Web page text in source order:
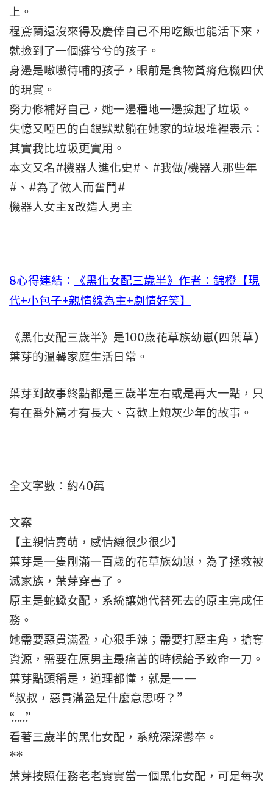
上。
程鳶蘭還沒來得及慶倖自己不用吃飯也能活下來，
就撿到了一個髒兮兮的孩子。
身邊是嗷嗷待哺的孩子，眼前是食物貧瘠危機四伏
的現實。
努力修補好自己，她一邊種地一邊撿起了垃圾。
失憶又啞巴的白銀默默躺在她家的垃圾堆裡表示：
其實我比垃圾更實用。
本文又名#機器人進化史#、#我做/機器人那些年
#、#為了做人而奮鬥#
機器人女主x改造人男主
8心得連結：
《黑化女配三歲半》作者：錦橙【現
代+小包子+親情線為主+劇情好笑】
《黑化女配三歲半》是100歲花草族幼崽(四葉草)
葉芽的溫馨家庭生活日常。
葉芽到故事終點都是三歲半左右或是再大一點，只
有在番外篇才有長大、喜歡上炮灰少年的故事。
全文字數：約40萬
文案
【主親情賣萌，感情線很少很少】
葉芽是一隻剛滿一百歲的花草族幼崽，為了拯救被
滅家族，葉芽穿書了。
原主是蛇蠍女配，系統讓她代替死去的原主完成任
務。
她需要惡貫滿盈，心狠手辣；需要打壓主角，搶奪
資源，需要在原男主最痛苦的時候給予致命一刀。
葉芽點頭稱是，道理都懂，就是——
“叔叔，惡貫滿盈是什麼意思呀？”
“……”
看著三歲半的黑化女配，系統深深鬱卒。
**
葉芽按照任務老老實實當一個黑化女配，可是每次